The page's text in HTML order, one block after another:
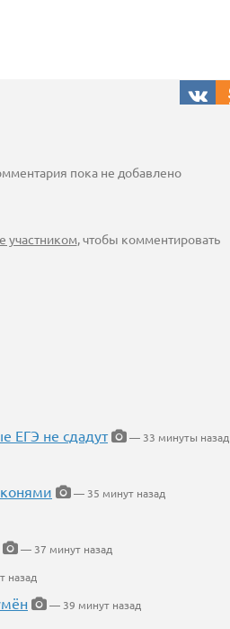
пока не добавлено
участником, чтобы комментировать
ЕГЭ не сдадут
— 33 минуты назад
— 35 минут назад
— 37 минут назад
назад
— 39 минут назад